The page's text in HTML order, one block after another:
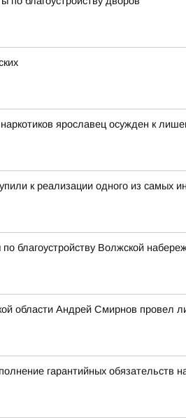
ярославец осужден к
к реализации одного из самых
благоустройству Волжской
области Андрей Смирнов провел
гарантийных